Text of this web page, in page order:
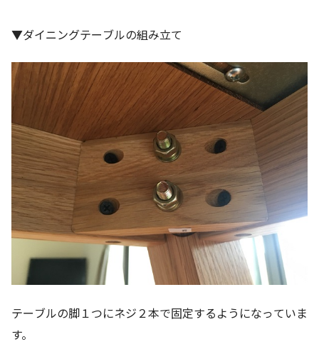
▼ダイニングテーブルの組み立て
テーブルの脚１つにネジ２本で固定するようになっていま
す。